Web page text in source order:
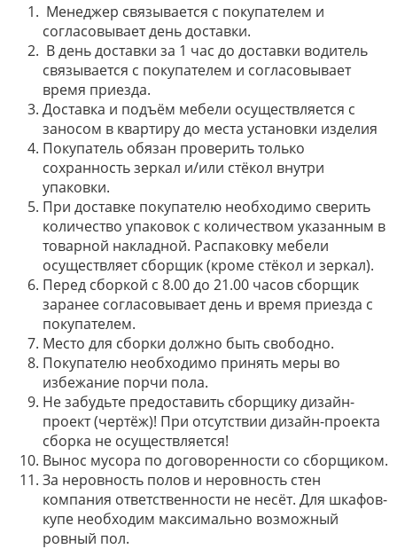
Менеджер связывается с покупателем и
согласовывает день доставки.
В день доставки за 1 час до доставки водитель
связывается с покупателем и согласовывает
время приезда.
Доставка и подъём мебели осуществляется с
заносом в квартиру до места установки изделия
Покупатель обязан проверить только
сохранность зеркал и/или стёкол внутри
упаковки.
При доставке покупателю необходимо сверить
количество упаковок с количеством указанным в
товарной накладной. Распаковку мебели
осуществляет сборщик (кроме стёкол и зеркал).
Перед сборкой с 8.00 до 21.00 часов сборщик
заранее согласовывает день и время приезда с
покупателем.
Место для сборки должно быть свободно.
Покупателю необходимо принять меры во
избежание порчи пола.
Не забудьте предоставить сборщику дизайн-
проект (чертёж)! При отсутствии дизайн-проекта
сборка не осуществляется!
Вынос мусора по договоренности со сборщиком.
За неровность полов и неровность стен
компания ответственности не несёт. Для шкафов-
купе необходим максимально возможный
ровный пол.